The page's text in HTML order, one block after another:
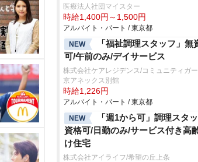
医療法人社団マイスター
時給1,400円～1,500円
アルバイト・パート / 東京都
NEW
「福祉調理スタッフ」無
可/午前のみ/デイサービス
株式会社ケアレジデンス/コミュニティガ
京アネックス別館
時給1,226円
アルバイト・パート / 東京都
NEW
「週1から可」調理スタ
資格可/日勤のみ/サービス付き高
け住宅
株式会社アイライフ/希望の丘上条